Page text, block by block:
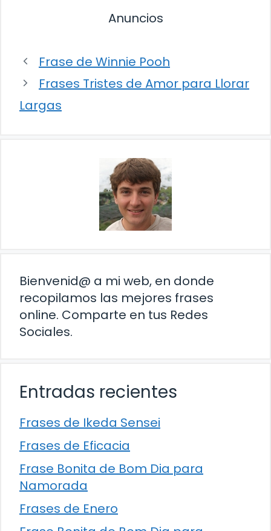
Anuncios
Frase de Winnie Pooh
Frases Tristes de Amor para Llorar
Largas
Bienvenid@ a mi web, en donde
recopilamos las mejores frases
online. Comparte en tus Redes
Sociales.
Entradas recientes
Frases de Ikeda Sensei
Frases de Eficacia
Frase Bonita de Bom Dia para
Namorada
Frases de Enero